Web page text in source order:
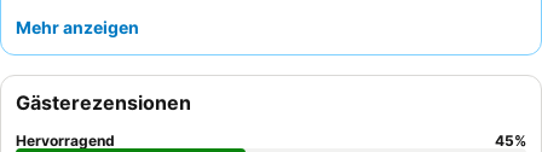
Unterhaltung direkt vor Ort, inklusive ermäßigter Tickets. Gäste
freundlichen und effizienten Personals sowie das
Frühstücksbuffetfür seine umfangreiche und hochwertige
Auswahl. Für ein wirklich entspannendes Erlebnis empfiehlt es
Mehr anzeigen
Gästerezensionen
Hervorragend 45%